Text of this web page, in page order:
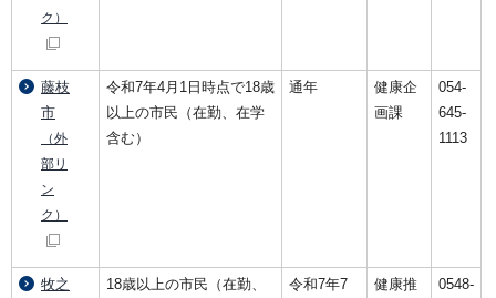
ク）
藤枝
市
（外
部リ
ン
ク）
令和7年4月1日時点で18歳
以上の市民（在勤、在学
含む）
通年
健康企
画課
054-
645-
1113
牧之
18歳以上の市民（在勤、
令和7年7
健康推
0548-